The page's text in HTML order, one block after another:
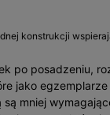
konstrukcji
po posadzeniu,
jako egzemplarze
mniej